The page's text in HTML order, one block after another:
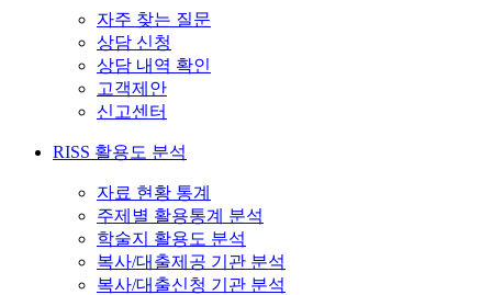
자주 찾는 질문
상담 신청
상담 내역 확인
고객제안
신고센터
RISS 활용도 분석
자료 현황 통계
주제별 활용통계 분석
학술지 활용도 분석
복사/대출제공 기관 분석
복사/대출신청 기관 분석